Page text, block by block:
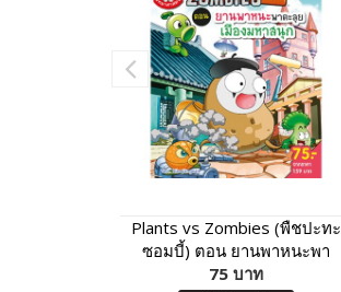
Plants vs Zombies (พืชปะทะ
ซอมบี้) ตอน ยานพาหนะพา
ตะลุย เมืองมหาสนุก
75 บาท